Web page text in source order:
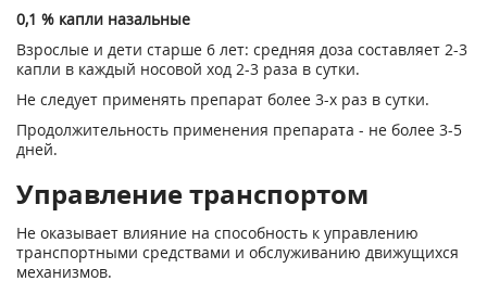
0,1 % капли назальные
Взрослые и дети старше 6 лет: средняя доза составляет 2-3
капли в каждый носовой ход 2-3 раза в сутки.
Не следует применять препарат более 3-х раз в сутки.
Продолжительность применения препарата - не более 3-5
дней.
Управление транспортом
Не оказывает влияние на способность к управлению
транспортными средствами и обслуживанию движущихся
механизмов.